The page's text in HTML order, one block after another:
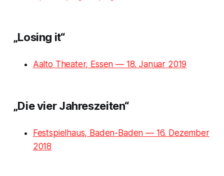
„Losing it“
Aalto Theater, Essen — 18. Januar 2019
„Die vier Jahreszeiten“
Festspielhaus, Baden-Baden — 16. Dezember
2018